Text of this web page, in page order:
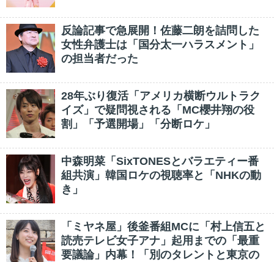
反論記事で急展開！佐藤二朗を詰問した
女性弁護士は「国分太一ハラスメント」
の担当者だった
28年ぶり復活「アメリカ横断ウルトラク
イズ」で疑問視される「MC櫻井翔の役
割」「予選開場」「分断ロケ」
中森明菜「SixTONESとバラエティー番
組共演」韓国ロケの視聴率と「NHKの動
き」
「ミヤネ屋」後釜番組MCに「村上信五と
読売テレビ女子アナ」起用までの「最重
要議論」内幕！「別のタレントと東京の